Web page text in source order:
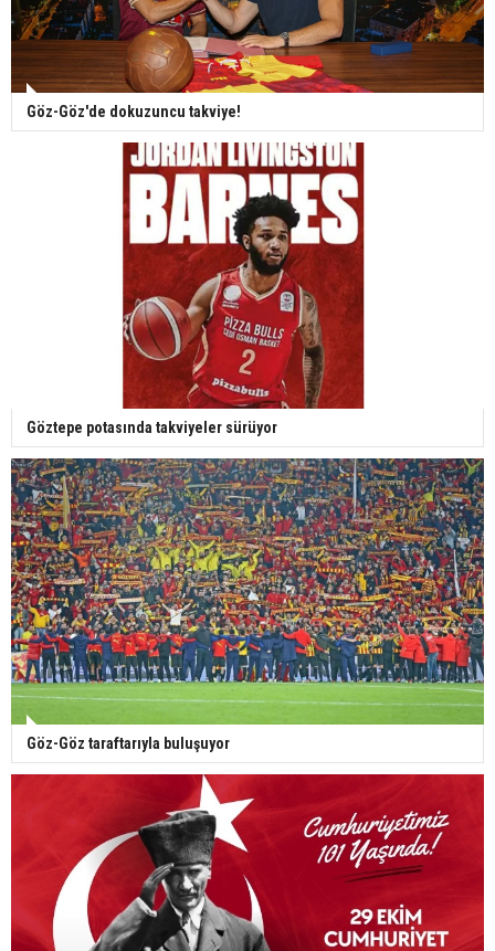
Göz-Göz'de dokuzuncu takviye!
Göztepe potasında takviyeler sürüyor
Göz-Göz taraftarıyla buluşuyor